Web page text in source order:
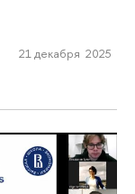
21 декабря 2025